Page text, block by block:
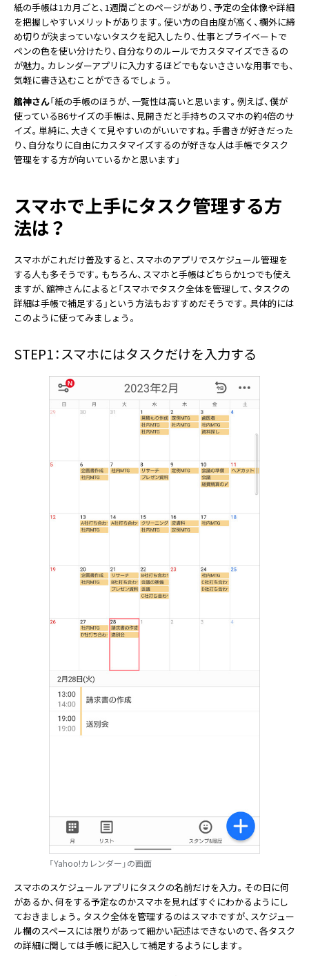
紙の手帳は1カ月ごと、1週間ごとのページがあり、予定の全体像や詳細
を把握しやすいメリットがあります。使い方の自由度が高く、欄外に締
め切りが決まっていないタスクを記入したり、仕事とプライベートで
ペンの色を使い分けたり、自分なりのルールでカスタマイズできるの
が魅力。カレンダーアプリに入力するほどでもないささいな用事でも、
気軽に書き込むことができるでしょう。
舘神さん「紙の手帳のほうが、一覧性は高いと思います。例えば、僕が
使っているB6サイズの手帳は、見開きだと手持ちのスマホの約4倍のサ
イズ。単純に、大きくて見やすいのがいいですね。手書きが好きだった
り、自分なりに自由にカスタマイズするのが好きな人は手帳でタスク
管理をする方が向いているかと思います」
スマホで上手にタスク管理する方
法は？
スマホがこれだけ普及すると、スマホのアプリでスケジュール管理を
する人も多そうです。もちろん、スマホと手帳はどちらか1つでも使え
ますが、舘神さんによると「スマホでタスク全体を管理して、タスクの
詳細は手帳で補足する」という方法もおすすめだそうです。具体的には
このように使ってみましょう。
STEP1：スマホにはタスクだけを入力する
「Yahoo!カレンダー」の画面
スマホのスケジュールアプリにタスクの名前だけを入力。その日に何
があるか、何をする予定なのかスマホを見ればすぐにわかるようにし
ておきましょう。タスク全体を管理するのはスマホですが、スケジュー
ル欄のスペースには限りがあって細かい記述はできないので、各タスク
の詳細に関しては手帳に記入して補足するようにします。